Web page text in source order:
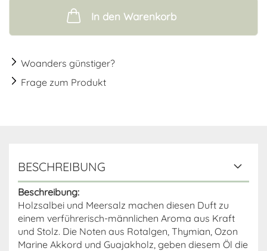
In den Warenkorb
Woanders günstiger?
Frage zum Produkt
BESCHREIBUNG
Beschreibung:
Holzsalbei und Meersalz machen diesen Duft zu
einem verführerisch-männlichen Aroma aus Kraft
und Stolz. Die Noten aus Rotalgen, Thymian, Ozon
Marine Akkord und Guajakholz, geben diesem Öl die